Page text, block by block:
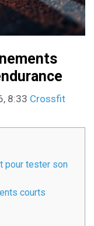
8:33 Catégories
Crossfit
pour tester son
courts